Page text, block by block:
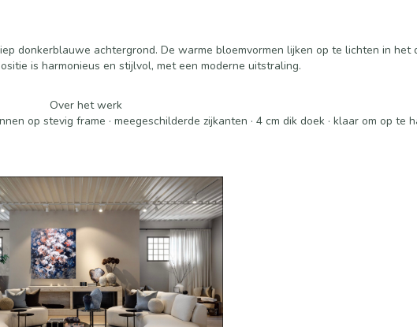
donkerblauwe achtergrond. De warme bloemvormen lijken op te lichten in
is harmonieus en stijlvol, met een moderne uitstraling.
Over het werk
op stevig frame · meegeschilderde zijkanten · 4 cm dik doek · klaar om op te